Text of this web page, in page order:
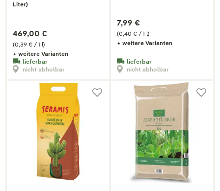
Liter)
(0,39 € / 1 l)
469,00 €
+ weitere Varianten
lieferbar
nicht abholbar
(0,40 € / 1 l)
7,99 €
+ weitere Varianten
lieferbar
nicht abholbar